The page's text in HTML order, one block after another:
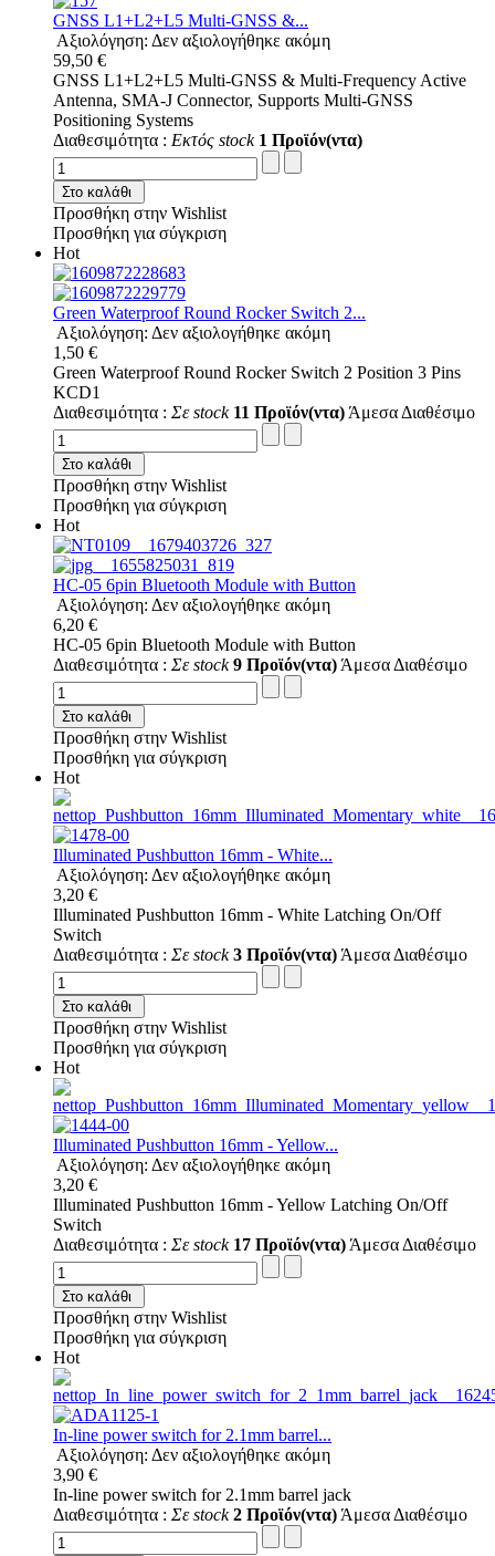
GNSS L1+L2+L5 Multi-GNSS &...
Αξιολόγηση: Δεν αξιολογήθηκε ακόμη
59,50 €
GNSS L1+L2+L5 Multi-GNSS & Multi-Frequency Active
Antenna, SMA-J Connector, Supports Multi-GNSS
Positioning Systems
Διαθεσιμότητα : Εκτός stock 1 Προϊόν(ντα)
Στο καλάθι
Προσθήκη στην Wishlist
Προσθήκη για σύγκριση
Hot
Green Waterproof Round Rocker Switch 2...
Αξιολόγηση: Δεν αξιολογήθηκε ακόμη
1,50 €
Green Waterproof Round Rocker Switch 2 Position 3 Pins
KCD1
Διαθεσιμότητα : Σε stock 11 Προϊόν(ντα) Άμεσα Διαθέσιμο
Στο καλάθι
Προσθήκη στην Wishlist
Προσθήκη για σύγκριση
Hot
HC-05 6pin Bluetooth Module with Button
Αξιολόγηση: Δεν αξιολογήθηκε ακόμη
6,20 €
HC-05 6pin Bluetooth Module with Button
Διαθεσιμότητα : Σε stock 9 Προϊόν(ντα) Άμεσα Διαθέσιμο
Στο καλάθι
Προσθήκη στην Wishlist
Προσθήκη για σύγκριση
Hot
Illuminated Pushbutton 16mm - White...
Αξιολόγηση: Δεν αξιολογήθηκε ακόμη
3,20 €
Illuminated Pushbutton 16mm - White Latching On/Off
Switch
Διαθεσιμότητα : Σε stock 3 Προϊόν(ντα) Άμεσα Διαθέσιμο
Στο καλάθι
Προσθήκη στην Wishlist
Προσθήκη για σύγκριση
Hot
Illuminated Pushbutton 16mm - Yellow...
Αξιολόγηση: Δεν αξιολογήθηκε ακόμη
3,20 €
Illuminated Pushbutton 16mm - Yellow Latching On/Off
Switch
Διαθεσιμότητα : Σε stock 17 Προϊόν(ντα) Άμεσα Διαθέσιμο
Στο καλάθι
Προσθήκη στην Wishlist
Προσθήκη για σύγκριση
Hot
In-line power switch for 2.1mm barrel...
Αξιολόγηση: Δεν αξιολογήθηκε ακόμη
3,90 €
In-line power switch for 2.1mm barrel jack
Διαθεσιμότητα : Σε stock 2 Προϊόν(ντα) Άμεσα Διαθέσιμο